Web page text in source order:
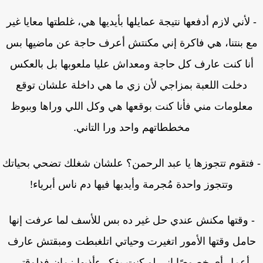
لازم أدفعها نتيجة عمايلها بأيديها هي، غلطتها معايا غير
بنتنا، هي فاكرة إني مكنتش أعرف حاجة عن ماضيها بس
كنت عارف كل حاجة ومعداش عليا ملعوبها بل بالعكس
دخلت اللعبة بمزاجي لأن زي ما هي داخلة علشان توقع
معلومات مني فأنا كنت بوقعها هي وكل اللي وراها وببوظ
مخططاتهم واحد ورا التاني.
تتجوزها يا عبد الرحمن؟ علشان شغلك تضحي بحياتك
وتتجوز واحدة مُجرمة وأيديها فيها دم ناس أبرياء!
وقتها مكنش عندي حل غير ده بس للأسف لما عرفت إنها
وقتها الأمور اتغيرت وحياتي اتلغبطت ومبقتش عارف